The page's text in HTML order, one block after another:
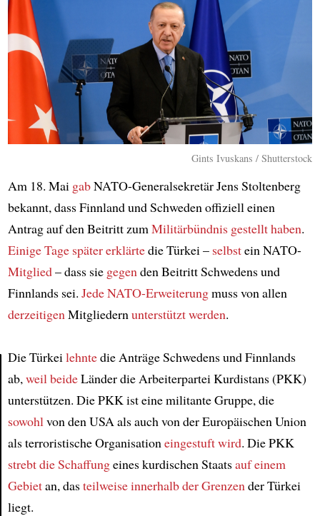
Article
Gints Ivuskans / Shutterstock
Am 18. Mai gabNATO-Generalsekretär Jens Stoltenberg
bekannt, dass Finnland und Schweden offiziell einen
Antrag auf den Beitritt zum Militärbündnis gestellt haben.
Einige Tage spätererklärtedie Türkei – selbstein NATO-
Mitglied– dass sie gegen den Beitritt Schwedens und
Finnlands sei. Jede NATO-Erweiterungmuss von allen
derzeitigen Mitgliedern unterstützt werden.
Die Türkei lehntedie Anträge Schwedens und Finnlands
ab, weil beideLänder die Arbeiterpartei Kurdistans (PKK)
unterstützen. Die PKK ist eine militante Gruppe, die
sowohl von den USA als auch von der Europäischen Union
als terroristische Organisation eingestuft wird. Die PKK
strebtdie Schaffungeines kurdischen Staatsauf einem
Gebietan, dasteilweise innerhalb der Grenzen der Türkei
liegt.